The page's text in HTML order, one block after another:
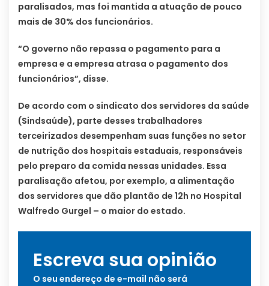
paralisados, mas foi mantida a atuação de pouco
mais de 30% dos funcionários.
“O governo não repassa o pagamento para a
empresa e a empresa atrasa o pagamento dos
funcionários”, disse.
De acordo com o sindicato dos servidores da saúde
(Sindsaúde), parte desses trabalhadores
terceirizados desempenham suas funções no setor
de nutrição dos hospitais estaduais, responsáveis
pelo preparo da comida nessas unidades. Essa
paralisação afetou, por exemplo, a alimentação
dos servidores que dão plantão de 12h no Hospital
Walfredo Gurgel – o maior do estado.
Escreva sua opinião
O seu endereço de e-mail não será